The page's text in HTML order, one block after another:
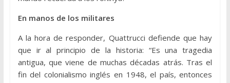
En manos de los militares
A la hora de responder, Quattrucci defiende que hay
que ir al principio de la historia: “Es una tragedia
antigua, que viene de muchas décadas atrás. Tras el
fin del colonialismo inglés en 1948, el país, entonces